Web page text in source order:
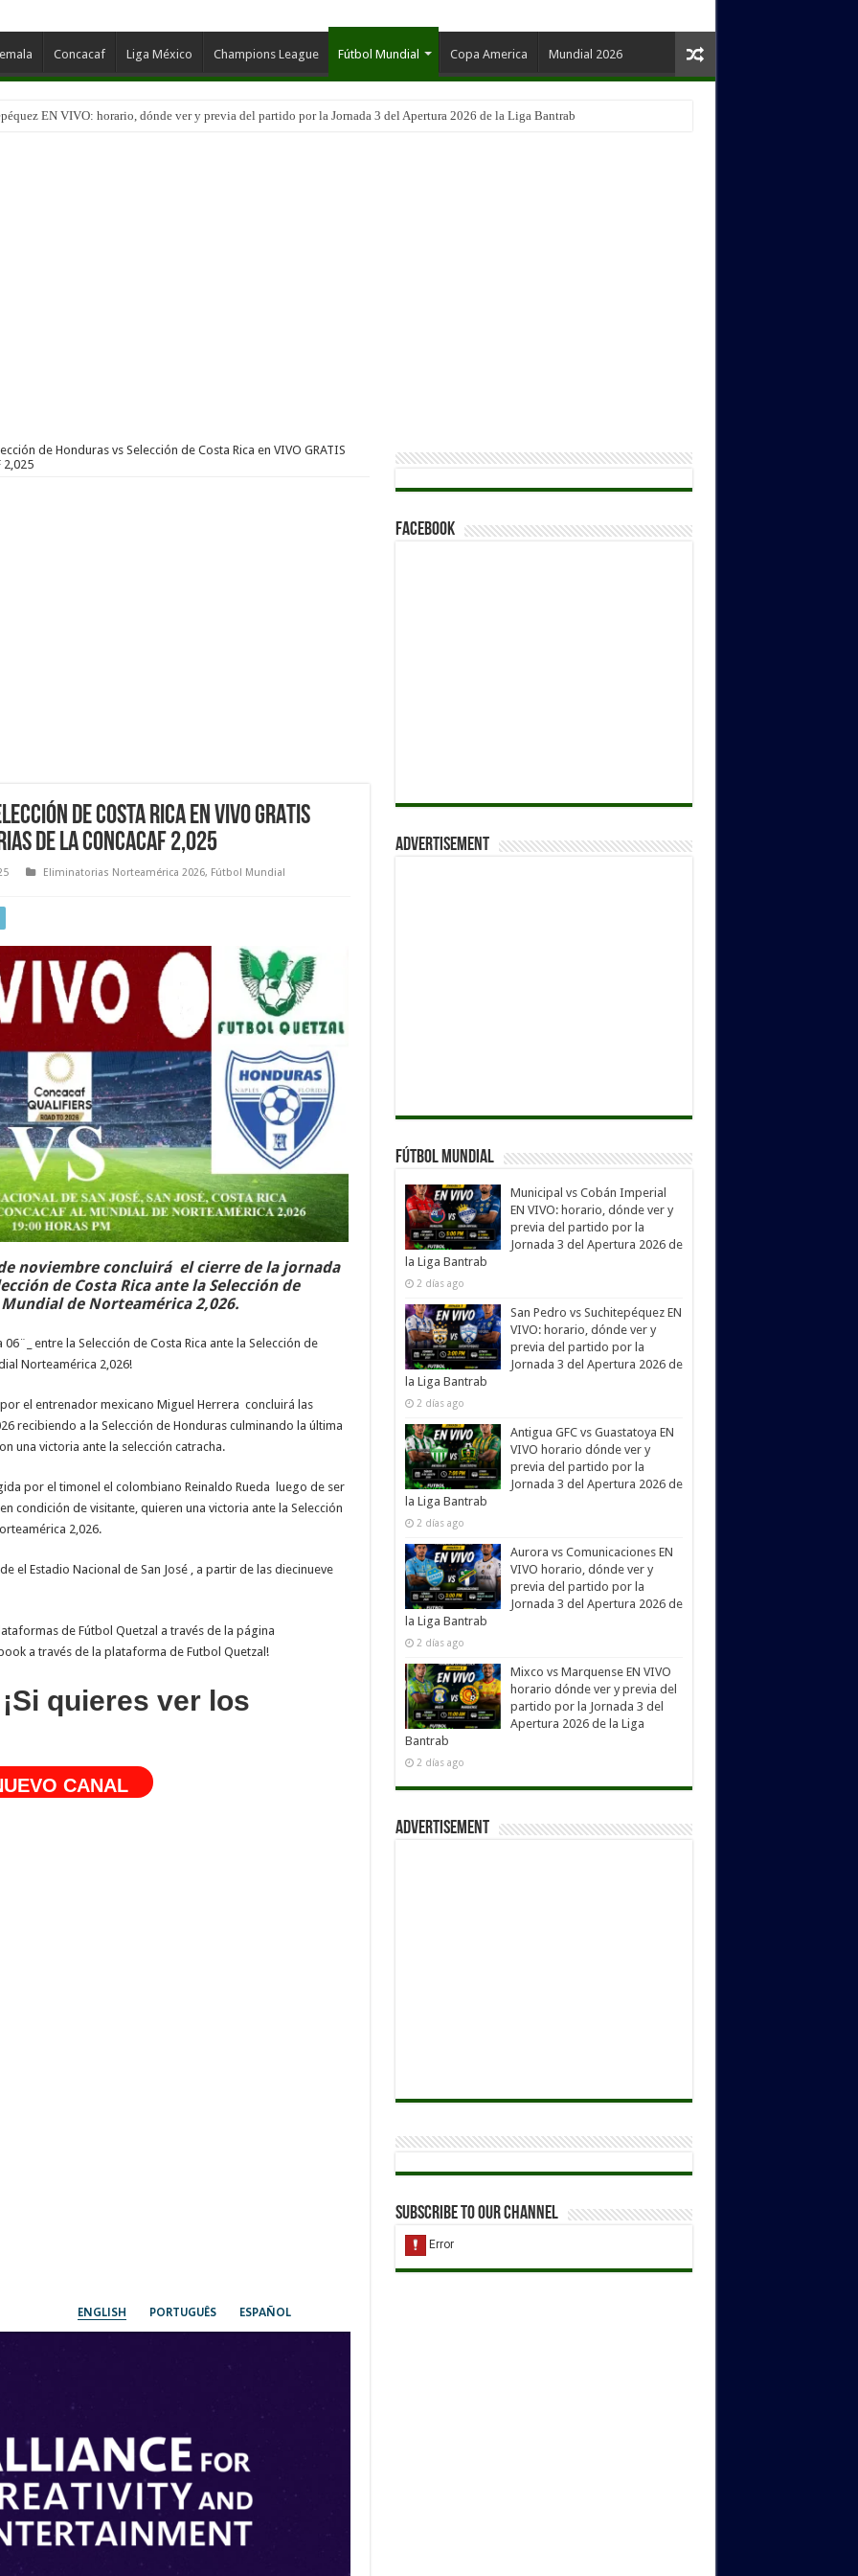
Concacaf Liga México Champions League Fútbol Mundial Copa America Mundial 2026
EN VIVO: horario, dónde ver y previa del partido por la Jornada 3 del Apertura 2026 de la Liga Bantrab
de Honduras vs Selección de Costa Rica en VIVO GRATIS
2,025
de Costa Rica en VIVO GRATIS
de la CONCACAF 2,025
Eliminatorias Norteamérica 2026, Fútbol Mundial
noviembre concluirá el cierre de la jornada
de Costa Rica ante la Selección de
de Norteamérica 2,026.
entre la Selección de Costa Rica ante la Selección de
Norteamérica 2,026!
el entrenador mexicano Miguel Herrera concluirá las
recibiendo a la Selección de Honduras culminando la última
una victoria ante la selección catracha.
por el timonel el colombiano Reinaldo Rueda luego de ser
condición de visitante, quieren una victoria ante la Selección
2,026.
el Estadio Nacional de San José , a partir de las diecinueve
de Fútbol Quetzal a través de la página
a través de la plataforma de Futbol Quetzal!
¡Si quieres ver los
CANAL
Facebook
Advertisement
Fútbol Mundial
Municipal vs Cobán Imperial
EN VIVO: horario, dónde ver y
previa del partido por la
Jornada 3 del Apertura 2026 de
la Liga Bantrab
2 días ago
San Pedro vs Suchitepéquez EN
VIVO: horario, dónde ver y
previa del partido por la
Jornada 3 del Apertura 2026 de
la Liga Bantrab
2 días ago
Antigua GFC vs Guastatoya EN
VIVO horario dónde ver y
previa del partido por la
Jornada 3 del Apertura 2026 de
la Liga Bantrab
2 días ago
Aurora vs Comunicaciones EN
VIVO horario, dónde ver y
previa del partido por la
Jornada 3 del Apertura 2026 de
la Liga Bantrab
2 días ago
Mixco vs Marquense EN VIVO
horario dónde ver y previa del
partido por la Jornada 3 del
Apertura 2026 de la Liga
Bantrab
2 días ago
Advertisement
Subscribe to our Channel